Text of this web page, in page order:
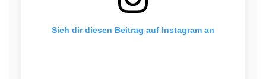
Sieh dir diesen Beitrag auf Instagram an